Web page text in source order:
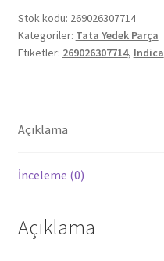
Yağ
Keçesi
(269026307714)
Stok kodu: 269026307714
Kategoriler: Tata Yedek Parça
Etiketler: 269026307714, Indica
Açıklama
İnceleme (0)
Açıklama